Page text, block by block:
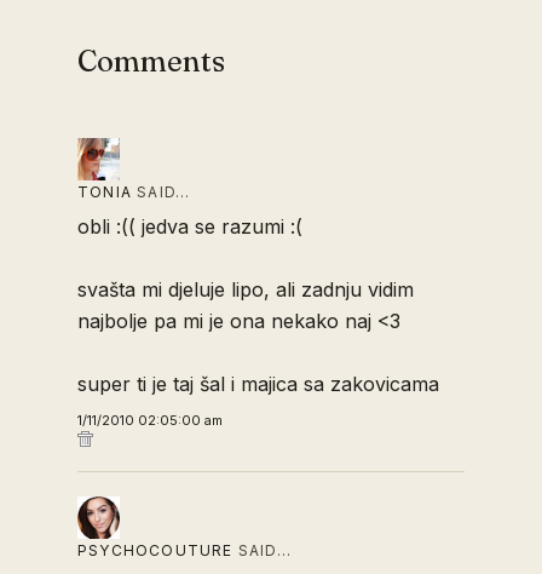
Comments
TONIA SAID…
obli :(( jedva se razumi :(
svašta mi djeluje lipo, ali zadnju vidim
najbolje pa mi je ona nekako naj <3
super ti je taj šal i majica sa zakovicama
1/11/2010 02:05:00 am
PSYCHOCOUTURE SAID…